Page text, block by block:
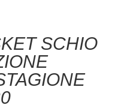
SCHIO